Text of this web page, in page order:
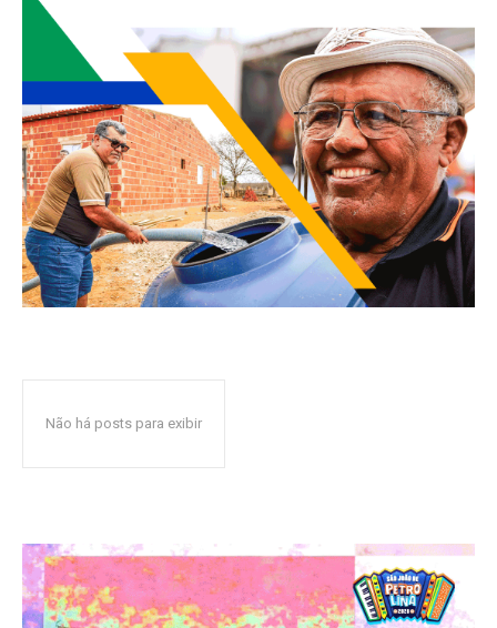
Não há posts para exibir